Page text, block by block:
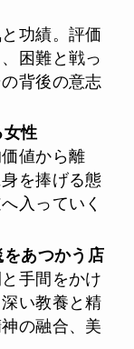
功績。評価
困難と戦っ
背後の意志
女性
値から離
を捧げる態
入っていく
あつかう店
手間をかけ
い教養と精
の融合、美